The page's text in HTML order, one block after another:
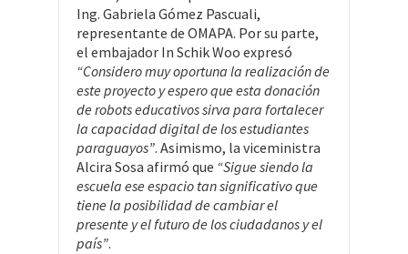
Ing. Gabriela Gómez Pascuali,
representante de OMAPA. Por su parte,
el embajador In Schik Woo expresó
“Considero muy oportuna la realización de
este proyecto y espero que esta donación
de robots educativos sirva para fortalecer
la capacidad digital de los estudiantes
paraguayos”. Asimismo, la viceministra
Alcira Sosa afirmó que “Sigue siendo la
escuela ese espacio tan significativo que
tiene la posibilidad de cambiar el
presente y el futuro de los ciudadanos y el
país”.